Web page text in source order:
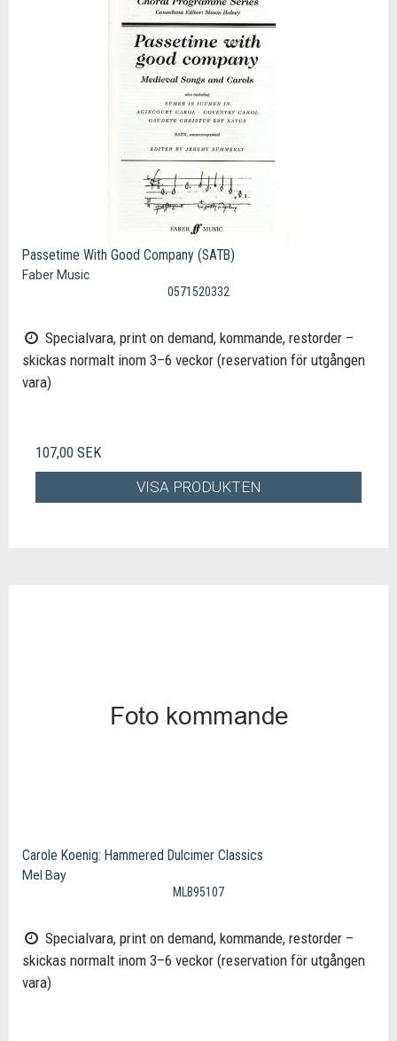
Passetime With Good Company (SATB)
Faber Music
0571520332
Specialvara, print on demand, kommande, restorder –
skickas normalt inom 3–6 veckor (reservation för utgången
vara)
107,00 SEK
VISA PRODUKTEN
Carole Koenig: Hammered Dulcimer Classics
Mel Bay
MLB95107
Specialvara, print on demand, kommande, restorder –
skickas normalt inom 3–6 veckor (reservation för utgången
vara)